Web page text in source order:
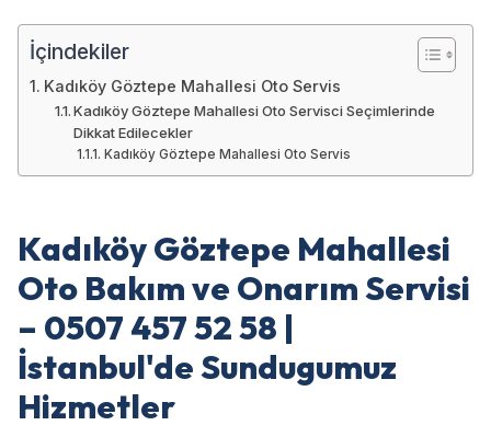
İçindekiler
Kadıköy Göztepe Mahallesi Oto Servis
Kadıköy Göztepe Mahallesi Oto Servisci Seçimlerinde
Dikkat Edilecekler
Kadıköy Göztepe Mahallesi Oto Servis
Kadıköy Göztepe Mahallesi
Oto Bakım ve Onarım Servisi
– 0507 457 52 58 |
İstanbul'de Sundugumuz
Hizmetler